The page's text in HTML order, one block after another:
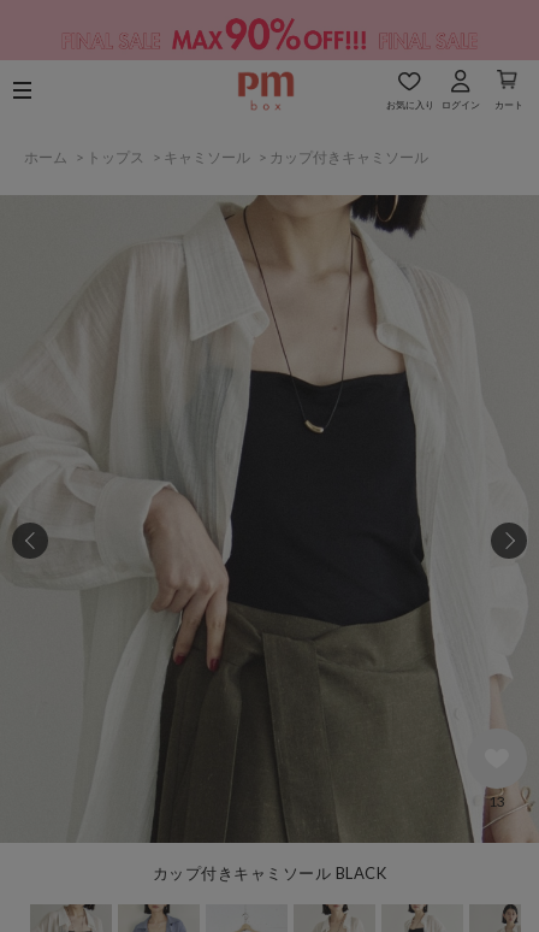
お気に入り ログイン カート
ホーム > トップス > キャミソール > カップ付きキャミソール
カップ付きキャミソール BLACK
13